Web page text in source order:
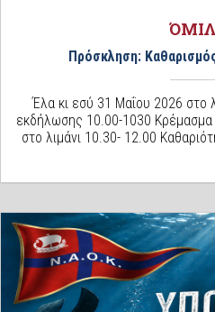
Πρόσκληση:
Έλα κι εσύ 31 Μαΐου 2026 στο
εκδήλωσης 10.00-1030 Κρέμασμα
στο λιμάνι 10.30- 12.00